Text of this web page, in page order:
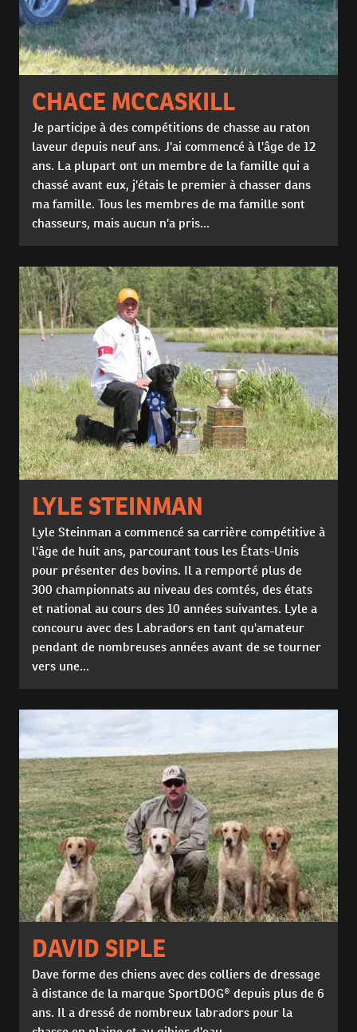
CHACE MCCASKILL
Je participe à des compétitions de chasse au raton
laveur depuis neuf ans. J'ai commencé à l'âge de 12
ans. La plupart ont un membre de la famille qui a
chassé avant eux, j'étais le premier à chasser dans
ma famille. Tous les membres de ma famille sont
chasseurs, mais aucun n'a pris...
LYLE STEINMAN
Lyle Steinman a commencé sa carrière compétitive à
l'âge de huit ans, parcourant tous les États-Unis
pour présenter des bovins. Il a remporté plus de
300 championnats au niveau des comtés, des états
et national au cours des 10 années suivantes. Lyle a
concouru avec des Labradors en tant qu'amateur
pendant de nombreuses années avant de se tourner
vers une...
DAVID SIPLE
Dave forme des chiens avec des colliers de dressage
à distance de la marque SportDOG® depuis plus de 6
ans. Il a dressé de nombreux labradors pour la